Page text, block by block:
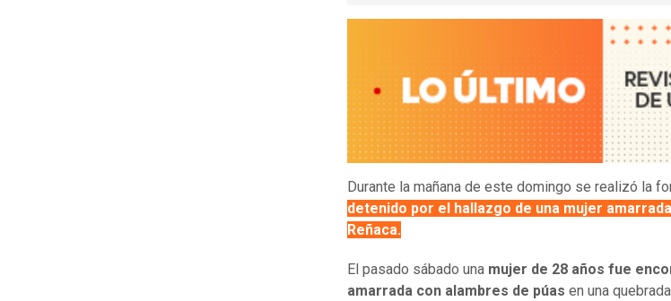
Durante la mañana de este domingo se realizó la
detenido por el hallazgo de una mujer
Reñaca.
El pasado sábado una mujer de 28 años fue
amarrada con alambres de púas en una